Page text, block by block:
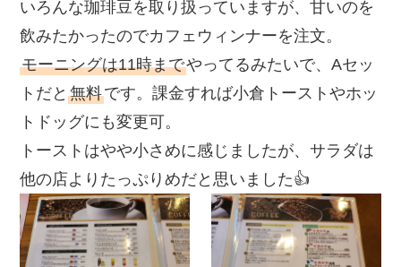
いろんな珈琲豆を取り扱っていますが、甘いのを
飲みたかったのでカフェウィンナーを注文。
モーニングは11時までやってるみたいで、Aセッ
トだと無料です。課金すれば小倉トーストやホッ
トドッグにも変更可。
トーストはやや小さめに感じましたが、サラダは
他の店よりたっぷりめだと思いました👍